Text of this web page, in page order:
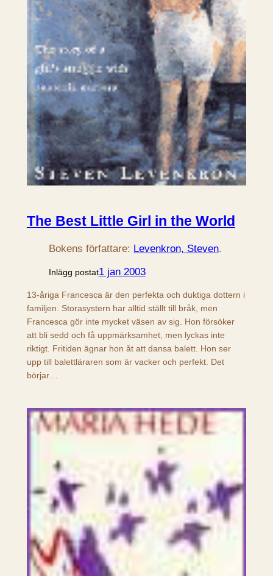
The Best Little Girl in the World
Bokens författare: Levenkron, Steven.
Inlägg postat1 jan 2003
13-åriga Francesca är den perfekta och duktiga dottern i
familjen. Storasystern har alltid ställt till bråk, men
Francesca gör inte mycket väsen av sig. Hon försöker
att bli sedd och få uppmärksamhet, men lyckas inte
riktigt. Fritiden ägnar hon åt att dansa balett. Hon ser
upp till balettläraren som är vacker och perfekt. Det
börjar…